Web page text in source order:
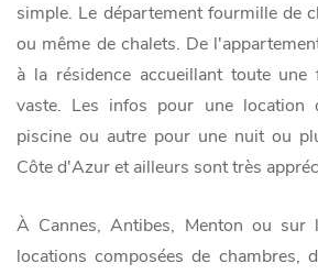
simple. Le département fourmille de
ou même de chalets. De
à la résidence accueillant toute
vaste. Les infos pour une location
piscine ou autre pour une nuit ou
Côte d'Azur et ailleurs sont très
À Cannes, Antibes, Menton ou sur
locations composées de chambres,